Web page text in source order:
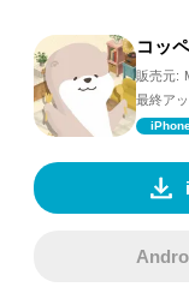
コッ
販売元:
最終ア